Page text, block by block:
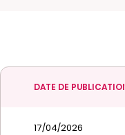
DATE DE PUBLICATION
17/04/2026